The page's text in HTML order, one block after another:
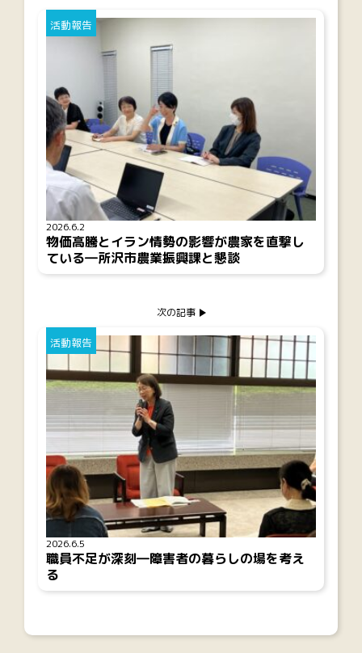
2026.6.2
活動報告
物価高騰とイラン情勢の影響が農家を直撃し
ている―所沢市農業振興課と懇談
2026.6.5
活動報告
職員不足が深刻―障害者の暮らしの場を考え
る
次の記事